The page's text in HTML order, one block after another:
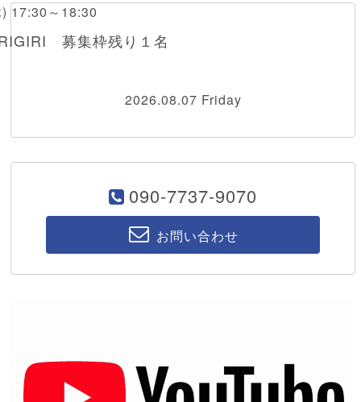
17:30～18:30
募集枠残り１名
2026.08.07 Friday
090-7737-9070
お問い合わせ